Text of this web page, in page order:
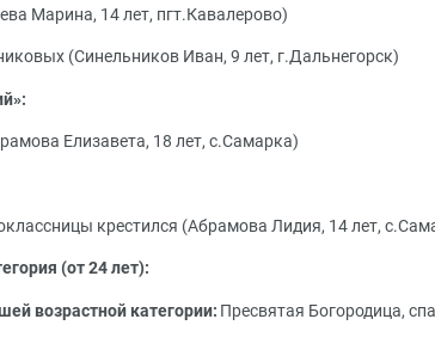
Марина, 14 лет, пгт.Кавалерово)
(Синельников Иван, 9 лет, г.Дальнегорск)
Елизавета, 18 лет, с.Самарка)
крестился (Абрамова Лидия, 14 лет,
(от 24 лет):
возрастной категории: Пресвятая Богородица,